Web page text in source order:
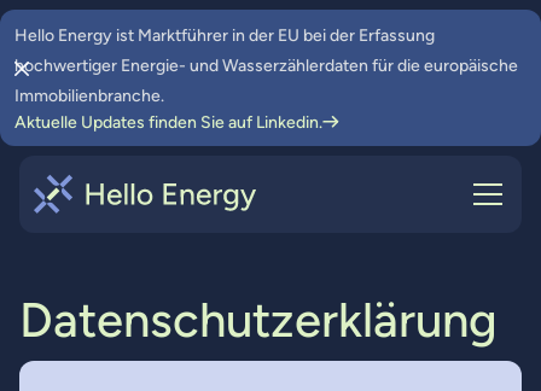
Hello Energy ist Marktführer in der EU bei der Erfassung
hochwertiger Energie- und Wasserzählerdaten für die europäische
Immobilienbranche.
Aktuelle Updates finden Sie auf Linkedin.
Datenschutzerklärung